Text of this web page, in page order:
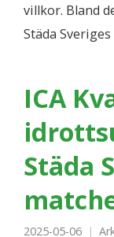
villkor. Bland
Städa
ICA
Städa
2025-05-06